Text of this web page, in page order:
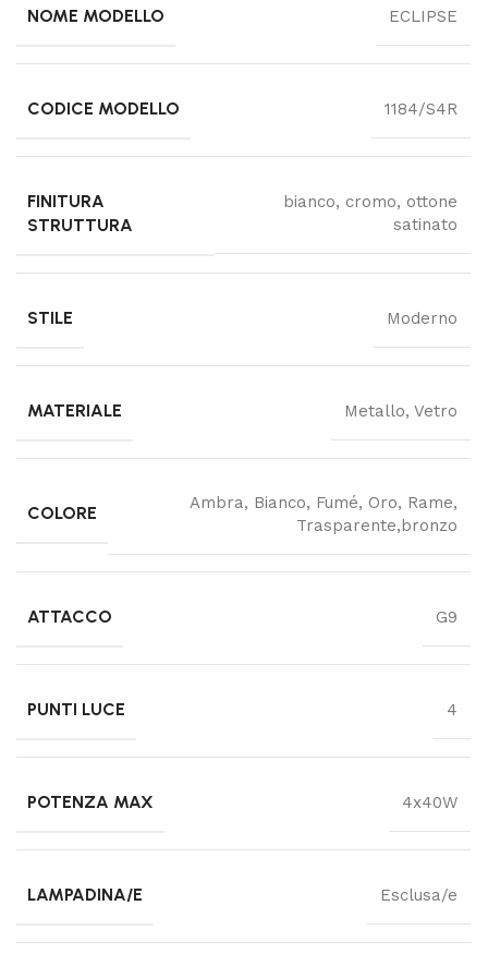
NOME MODELLO ECLIPSE
CODICE MODELLO 1184/S4R
FINITURA
STRUTTURA
bianco, cromo, ottone
satinato
STILE Moderno
MATERIALE Metallo, Vetro
COLORE
Ambra, Bianco, Fumé, Oro, Rame,
Trasparente,bronzo
ATTACCO G9
PUNTI LUCE 4
POTENZA MAX 4x40W
LAMPADINA/E Esclusa/e